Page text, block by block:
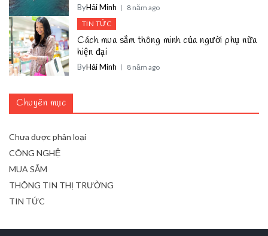
ByHải Minh
8 năm ago
TIN TỨC
Cách mua sắm thông minh của người phụ nữa
hiện đại
ByHải Minh 8 năm ago
Chuyên mục
Chưa được phân loại
CÔNG NGHỆ
MUA SẮM
THÔNG TIN THỊ TRƯỜNG
TIN TỨC